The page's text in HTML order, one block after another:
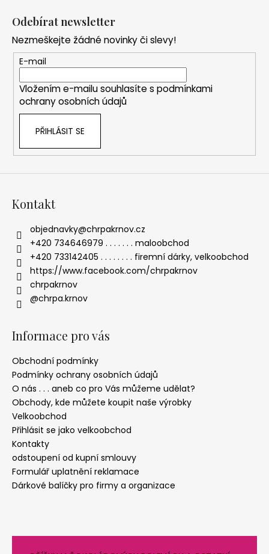
Odebírat newsletter
Nezmeškejte žádné novinky či slevy!
E-mail
Vložením e-mailu souhlasíte s podmínkami
ochrany osobních údajů
PŘIHLÁSIT SE
Kontakt
objednavky@chrpakrnov.cz
+420 734646979 . . . . . . . maloobchod
+420 733142405 . . . . . . . . firemní dárky, velkoobchod
https://www.facebook.com/chrpakrnov
chrpakrnov
@chrpa.krnov
Informace pro vás
Obchodní podmínky
Podmínky ochrany osobních údajů
O nás . . . aneb co pro Vás můžeme udělat?
Obchody, kde můžete koupit naše výrobky
Velkoobchod
Přihlásit se jako velkoobchod
Kontakty
odstoupení od kupní smlouvy
Formulář uplatnění reklamace
Dárkové balíčky pro firmy a organizace